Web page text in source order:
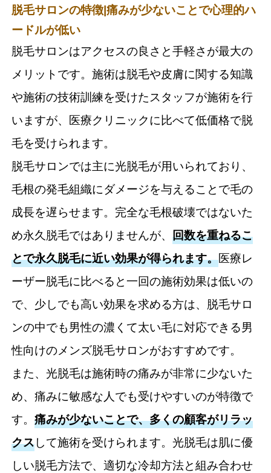
応した前払金保証制度あり
・RBL（ローランドビューティーラウンジ）
鹿児島店｜ラグジュアリーな空間で脱毛
・レジェンド 鹿児島店｜ペア割と学割併用可
サブスクも完備
鹿児島でおすすめの医療クリニック5選
・エミナルクリニックメンズ 鹿児島院｜1回
あたりのヒゲ脱毛料金が相場以下
・湘南美容クリニック 鹿児島中央院｜鹿児島
中央駅直結で雨に濡れない
・三井中央クリニック 鹿児島院|2種類の脱毛
機を採用
・福元メンズヘルスクリニック 鹿児島院|男性
特有の悩みに寄り添う
・アトールクリニック 鹿児島院|口コミ評価は
ないが医療脱毛機が豊富
メンズ脱毛・ヒゲ脱毛についてよくある質問
脱毛サロンの特徴|痛みが少ないことで心理的ハ
ードルが低い
脱毛サロンはアクセスの良さと手軽さが最大の
メリットです。施術は脱毛や皮膚に関する知識
や施術の技術訓練を受けたスタッフが施術を行
いますが、医療クリニックに比べて低価格で脱
毛を受けられます。
脱毛サロンでは主に光脱毛が用いられており、
毛根の発毛組織にダメージを与えることで毛の
成長を遅らせます。完全な毛根破壊ではないた
め永久脱毛ではありませんが、回数を重ねるこ
とで永久脱毛に近い効果が得られます。医療レ
ーザー脱毛に比べると一回の施術効果は低いの
で、少しでも高い効果を求める方は、脱毛サロ
ンの中でも男性の濃くて太い毛に対応できる男
性向けのメンズ脱毛サロンがおすすめです。
また、光脱毛は施術時の痛みが非常に少ないた
め、痛みに敏感な人でも受けやすいのが特徴で
す。痛みが少ないことで、多くの顧客がリラッ
クスして施術を受けられます。光脱毛は肌に優
しい脱毛方法で、適切な冷却方法と組み合わせ